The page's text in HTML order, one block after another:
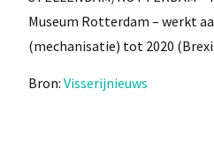
Museum Rotterdam – werkt
(mechanisatie) tot 2020
Bron: Visserijnieuws